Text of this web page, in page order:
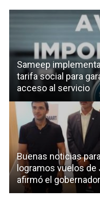
Sameep
tarifa social para
acceso al servicio
Buenas noticias
logramos vuelos de
afirmó el